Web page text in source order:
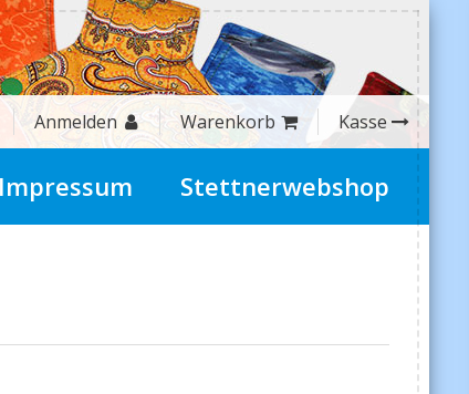
Anmelden Warenkorb Kasse
Impressum Stettnerwebshop